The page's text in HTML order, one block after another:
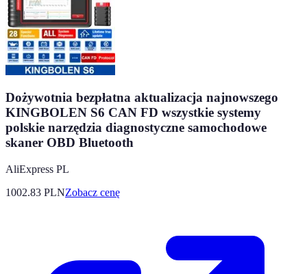
Dożywotnia bezpłatna aktualizacja najnowszego
KINGBOLEN S6 CAN FD wszystkie systemy
polskie narzędzia diagnostyczne samochodowe
skaner OBD Bluetooth
AliExpress PL
1002.83 PLNZobacz cenę